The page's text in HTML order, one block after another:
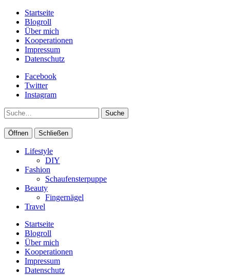
Startseite
Blogroll
Über mich
Kooperationen
Impressum
Datenschutz
Facebook
Twitter
Instagram
Suche
Öffnen Schließen
Lifestyle
DIY
Fashion
Schaufensterpuppe
Beauty
Fingernägel
Travel
Startseite
Blogroll
Über mich
Kooperationen
Impressum
Datenschutz